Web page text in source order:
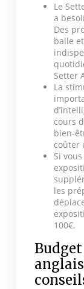
Le
a
Des
balle
Setter
La
cours
bien-
coûter
Si
les
100€.